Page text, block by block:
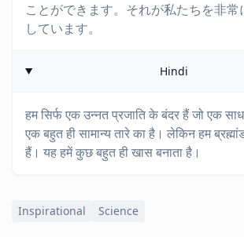
ことができます。それが私たちを非
しています。
Hindi
हम सिर्फ एक उन्नत प्रजाति के बंदर हैं जो एक
एक बहुत ही सामान्य तारे का है। लेकिन हम
हैं। यह हमें कुछ बहुत ही खास बनाता है।
Inspirational Science